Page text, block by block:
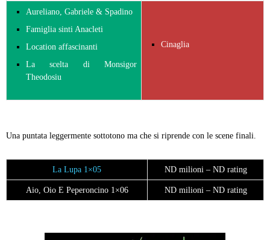
Aureliano, Gabriele & Spadino
Famiglia sinti Anacleti
Location affascinanti
La scelta di Monsigor
Theodosiu
Cinaglia
Una puntata leggermente sottotono ma che si riprende con le scene finali.
La Lupa 1×05 ND milioni – ND rating
Aio, Oio E Peperoncino 1×06 ND milioni – ND rating